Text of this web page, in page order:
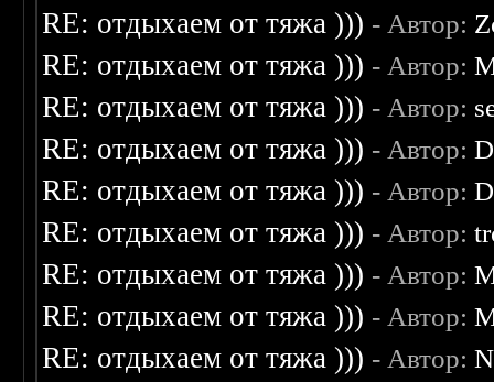
RE: отдыхаем от тяжа ))) - Автор:
RE: отдыхаем от тяжа ))) - Автор:
RE: отдыхаем от тяжа ))) - Автор:
RE: отдыхаем от тяжа ))) - Автор:
RE: отдыхаем от тяжа ))) - Автор:
RE: отдыхаем от тяжа ))) - Автор:
RE: отдыхаем от тяжа ))) - Автор:
RE: отдыхаем от тяжа ))) - Автор:
RE: отдыхаем от тяжа ))) - Автор: